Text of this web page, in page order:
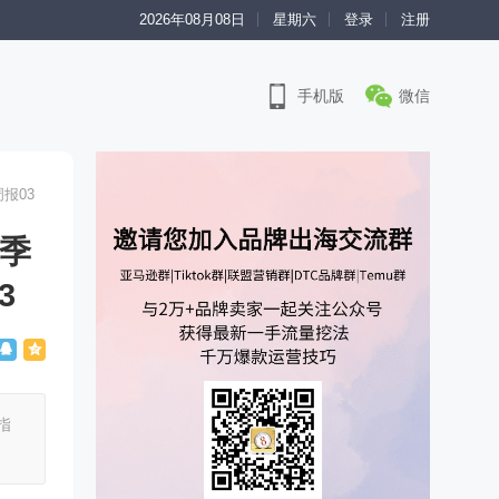
2026年08月08日 星期六 登录 注册
手机版 微信
报03